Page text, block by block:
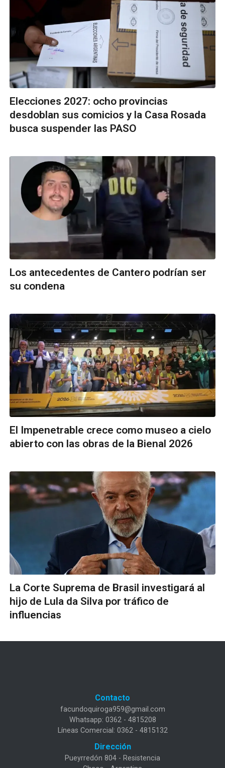
Elecciones 2027: ocho provincias
desdoblan sus comicios y la Casa Rosada
busca suspender las PASO
Los antecedentes de Cantero podrían ser
su condena
El Impenetrable crece como museo a cielo
abierto con las obras de la Bienal 2026
La Corte Suprema de Brasil investigará al
hijo de Lula da Silva por tráfico de
influencias
Contacto
facundoquiroga959@gmail.com
Whatsapp: 0362 - 4815208
Líneas Comercial: 0362 - 4815132
Dirección
Pueyrredón 804 - Resistencia